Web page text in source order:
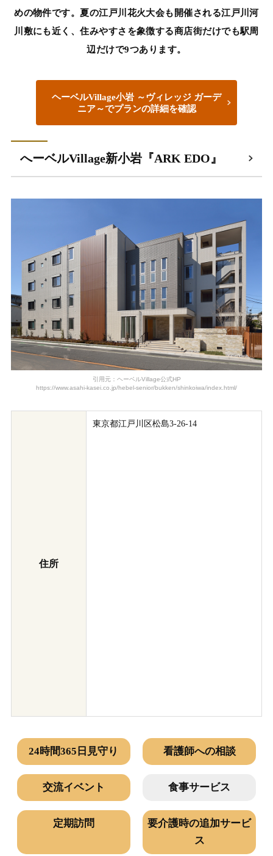
めの物件です。夏の江戸川花火大会も開催される江戸川河
川敷にも近く、住みやすさを象徴する商店街だけでも駅周
辺だけで9つあります。
ヘーベルVillage小岩 ～ヴィレッジ ガーデ
ニア～でプランの詳細を確認
へーベルVillage新小岩『ARK EDO』
引用元：ヘーベルVillage公式HP
https://www.asahi-kasei.co.jp/hebel-senior/bukken/shinkoiwa/index.html/
住所
東京都江戸川区松島3-26-14
24時間365日見守り 看護師への相談
交流イベント 食事サービス
定期訪問
要介護時の追加サービ
ス